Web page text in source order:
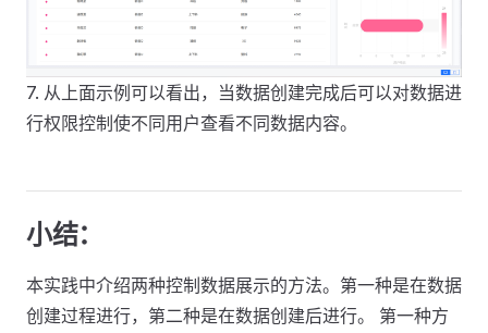
7. 从上面示例可以看出，当数据创建完成后可以对数据进
行权限控制使不同用户查看不同数据内容。
小结：
本实践中介绍两种控制数据展示的方法。第一种是在数据
创建过程进行，第二种是在数据创建后进行。 第一种方